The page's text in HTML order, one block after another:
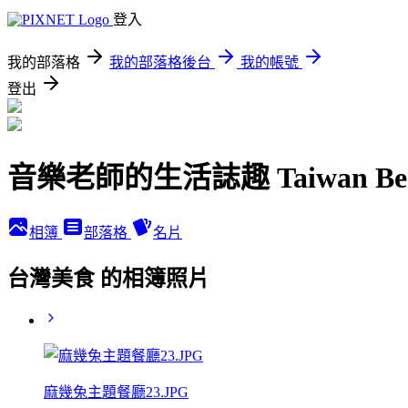
登入
我的部落格 我的部落格後台
我的帳號
登出
音樂老師的生活誌趣 Taiwan
相簿 部落格 名片
台灣美食 的相簿照片
麻幾兔主題餐廳23.JPG